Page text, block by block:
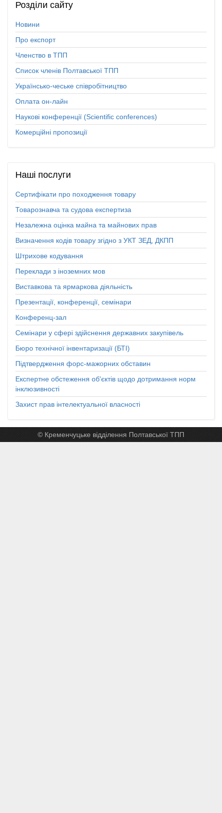
Розділи сайту
Новини
Про експорт
Членство в ТПП
Список членів Полтавської ТПП
Українсько-чеське співробітництво
Оплата он-лайн
Наукові конференції (Scientific conferences)
Комерційні пропозиції
Наші послуги
Сертифікати про походження товару
Товарознавча та судова експертиза
Незалежна оцінка майна та майнових прав
Визначення кодів товару згідно з УКТ ЗЕД, ДКПП
Штрихове кодування
Переклади з іноземних мов
Виставкова та ярмаркова діяльність
Презентації, конференції, семінари
Конференц-зал
Семінари у сфері здійснення державних закупівель
Бюро технічної інвентаризації (БТІ)
Підтвердження форс-мажорних обставин
Експертне обстеження об'єктів щодо дотримання норм
інклюзивності
Захист прав інтелектуальної власності
© Кременчуцьке відділення Полтавської ТПП